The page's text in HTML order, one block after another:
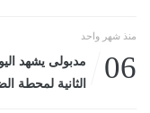
منذ شهر واحد
06
مدبولى يشهد
الثانية لمحطة